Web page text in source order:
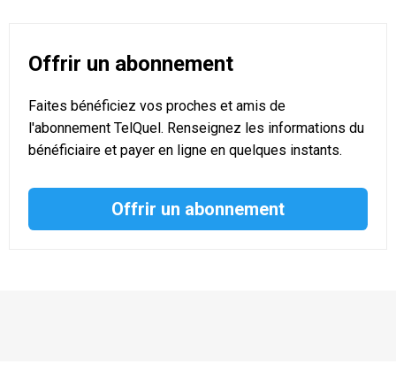
Offrir un abonnement
Faites bénéficiez vos proches et amis de
l'abonnement TelQuel. Renseignez les informations du
bénéficiaire et payer en ligne en quelques instants.
Offrir un abonnement